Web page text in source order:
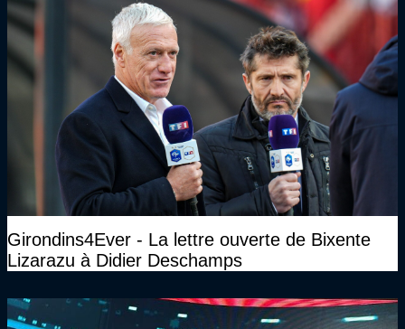
Girondins4Ever - La lettre ouverte de Bixente
Lizarazu à Didier Deschamps